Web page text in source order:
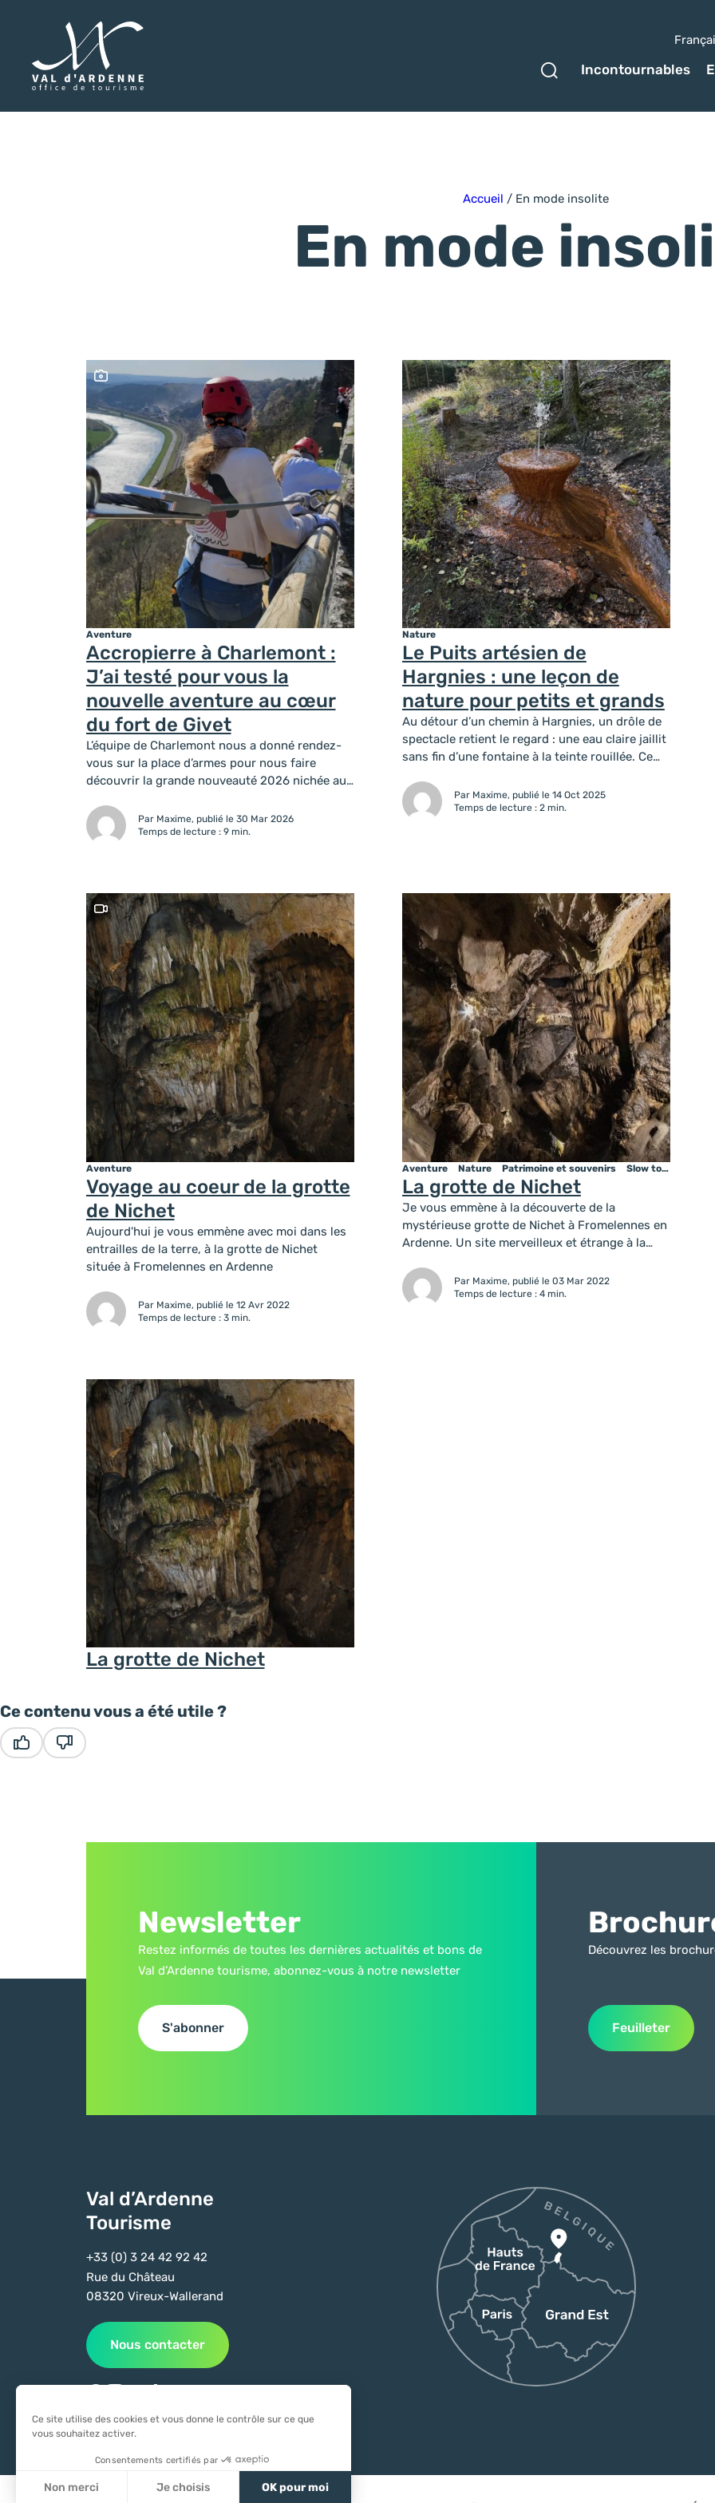
Ouvrir le formulaire
Incontournables
Accueil / En mode insolite
En mode
Accropierre à Charlemont :
J’ai testé pour vous la
nouvelle aventure au cœur
du fort de Givet
Aventure
L’équipe de Charlemont nous a donné rendez-
vous sur la place d’armes pour nous faire
découvrir la grande nouveauté 2026 nichée au
le parcours Accropierre. Si vous cherchez une
activité qui mêle sport, histoire et adrénaline en
Par Maxime, publié le 30 Mar 2026
Temps de lecture : 9 min.
Ce contenu contient une galerie photo
Le Puits artésien de
Hargnies : une leçon de
nature pour petits et grands
Nature
Au détour d’un chemin à Hargnies, un drôle de
spectacle retient le regard : une eau claire jaillit
sans fin d’une fontaine à la teinte rouillée. Ce
naturel fascinant : le puits artésien. Ici, la terre
semble respirer, offrant aux promeneurs une
Par Maxime, publié le 14 Oct 2025
Temps de lecture : 2 min.
Voyage au coeur de la grotte
de Nichet
Aventure
Aujourd'hui je vous emmène avec moi dans les
entrailles de la terre, à la grotte de Nichet
située à Fromelennes en Ardenne
Par Maxime, publié le 12 Avr 2022
Temps de lecture : 3 min.
Ce contenu contient une vidéo
La grotte de Nichet
Aventure Nature Patrimoine et souvenirs Slow tourisme
Je vous emmène à la découverte de la
mystérieuse grotte de Nichet à Fromelennes en
Ardenne. Un site merveilleux et étrange à la
Par Maxime, publié le 03 Mar 2022
Temps de lecture : 4 min.
La grotte de Nichet
Ce contenu vous a été utile ?
Newsletter
Restez informés de toutes les dernières actualités et bons de
Val d’Ardenne tourisme, abonnez-vous à notre newsletter
S'abonner
Découvrez les
Feuilleter
Val d’Ardenne
Tourisme
+33 (0) 3 24 42 92 42
Rue du Château
08320 Vireux-Wallerand
Nous contacter
Suivez-nous sur Facebook
Suivez-nous sur Instagram
Suivez-nous sur Youtube
Suivez-nous sur Tiktok
Ce site utilise des cookies et vous donne le contrôle sur ce que
vous souhaitez activer.
Consentements certifiés par
Non merci Je choisis OK pour moi